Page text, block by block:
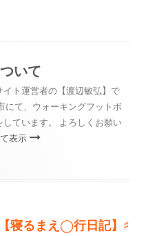
ー
いて
イト運営者の【渡辺敏弘】で
にて、ウォーキングフットボ
しています。 よろしくお願い
表示
次【寝るまえ◯行日記】♯